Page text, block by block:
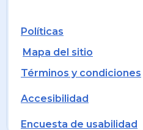
Políticas
Mapa del sitio
Términos y condiciones
Accesibilidad
Encuesta de usabilidad